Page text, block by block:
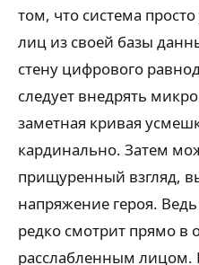
том, что система
лиц из своей базы
стену цифрового
следует внедрять
заметная кривая
кардинально. Затем
прищуренный взгляд,
напряжение героя.
редко смотрит прямо в
расслабленным лицом.